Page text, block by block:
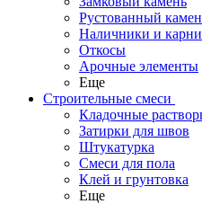
Рустованный
Наличники и
Откосы
Арочные элементы
Еще
Строительные смеси
Кладочные
Затирки для швов
Штукатурка
Смеси для пола
Клей и грунтовка
Еще